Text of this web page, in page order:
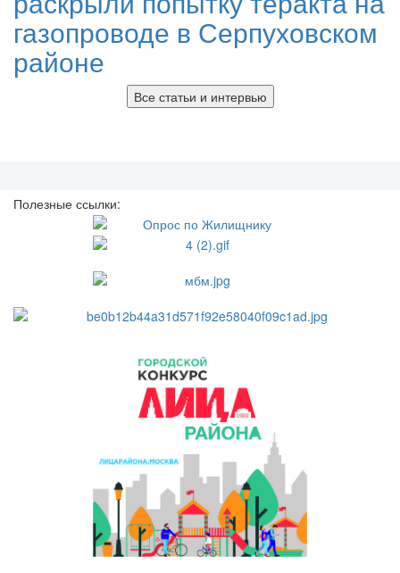
газопроводе в Серпуховском
районе
Все статьи и интервью
Полезные ссылки: